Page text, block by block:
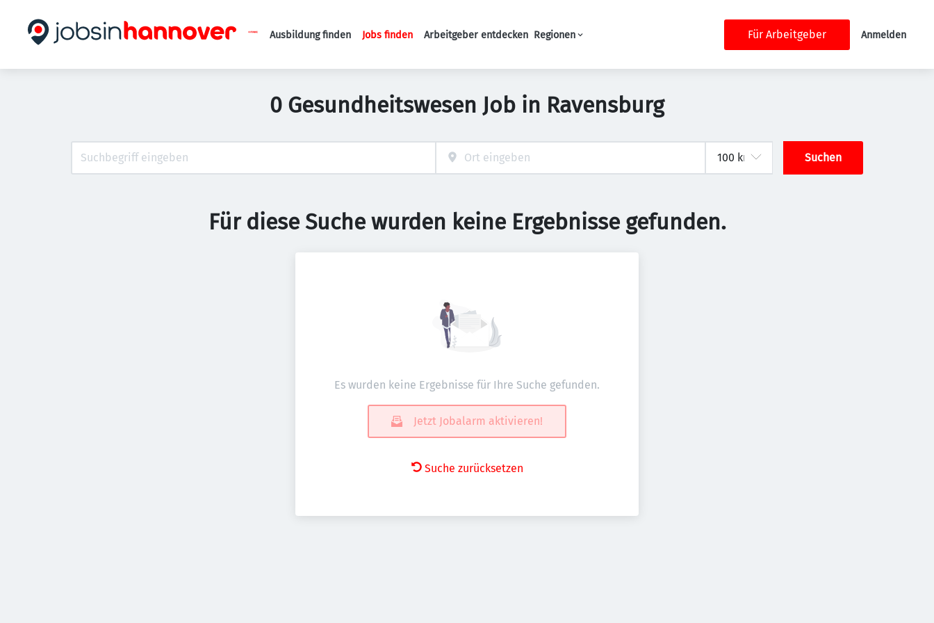
Haupt-Navigation
Ausbildung finden Jobs finden Arbeitgeber entdecken Regionen Für Arbeitgeber Anmelden
0 Gesundheitswesen Job in Ravensburg
Suchen
Für diese Suche wurden keine Ergebnisse gefunden.
Es wurden keine Ergebnisse für Ihre Suche gefunden.
Jetzt Jobalarm aktivieren!
Suche zurücksetzen